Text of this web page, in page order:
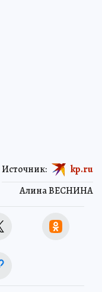
Алина ВЕСНИНА
Источник: kp.ru